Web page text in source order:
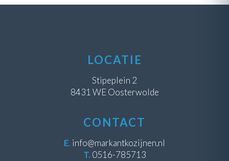
LOCATIE
Stipeplein 2
8431 WE Oosterwolde
CONTACT
E.info@markantkozijnen.nl
T. 0516-785713